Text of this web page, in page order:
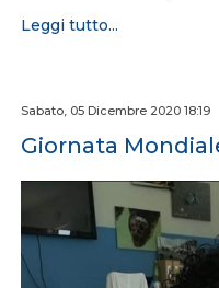
Leggi tutto...
Sabato, 05 Dicembre 2020 18:19
Giornata